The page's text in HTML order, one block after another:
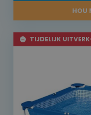
HOU
TIJDELIJK